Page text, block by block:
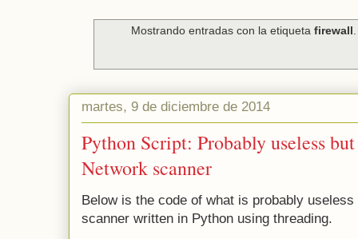
Mostrando entradas con la etiquetafirewall
martes, 9 de diciembre de 2014
Python Script: Probably useless
Network scanner
Below is the code of what is probably
scanner written in Python using threading.